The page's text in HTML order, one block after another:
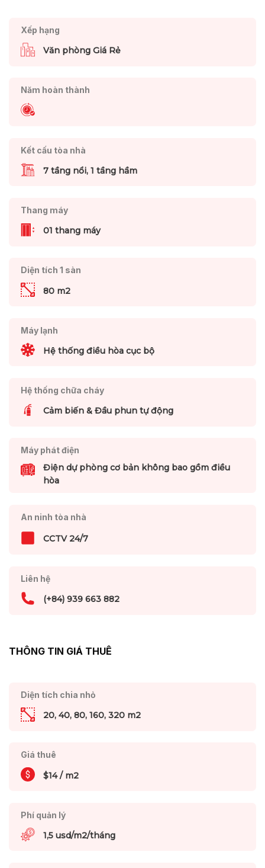
Xếp hạng
Văn phòng Giá Rẻ
Năm hoàn thành
Kết cấu tòa nhà
7 tầng nổi, 1 tầng hầm
Thang máy
01 thang máy
Diện tích 1 sàn
80 m2
Máy lạnh
Hệ thống điều hòa cục bộ
Hệ thống chữa cháy
Cảm biến & Đầu phun tự động
Máy phát điện
Điện dự phòng cơ bản không bao gồm điều
hòa
An ninh tòa nhà
CCTV 24/7
Liên hệ
(+84) 939 663 882
THÔNG TIN GIÁ THUÊ
Diện tích chia nhỏ
20, 40, 80, 160, 320 m2
Giá thuê
$14 / m2
Phí quản lý
1,5 usd/m2/tháng